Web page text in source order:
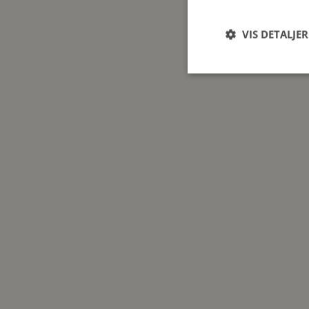
VIS DETALJER